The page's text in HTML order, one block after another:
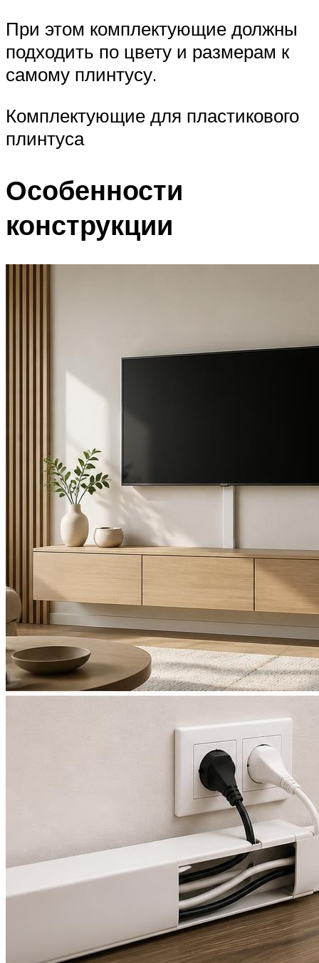
При этом комплектующие должны
подходить по цвету и размерам к
самому плинтусу.
Комплектующие для пластикового
плинтуса
Особенности
конструкции